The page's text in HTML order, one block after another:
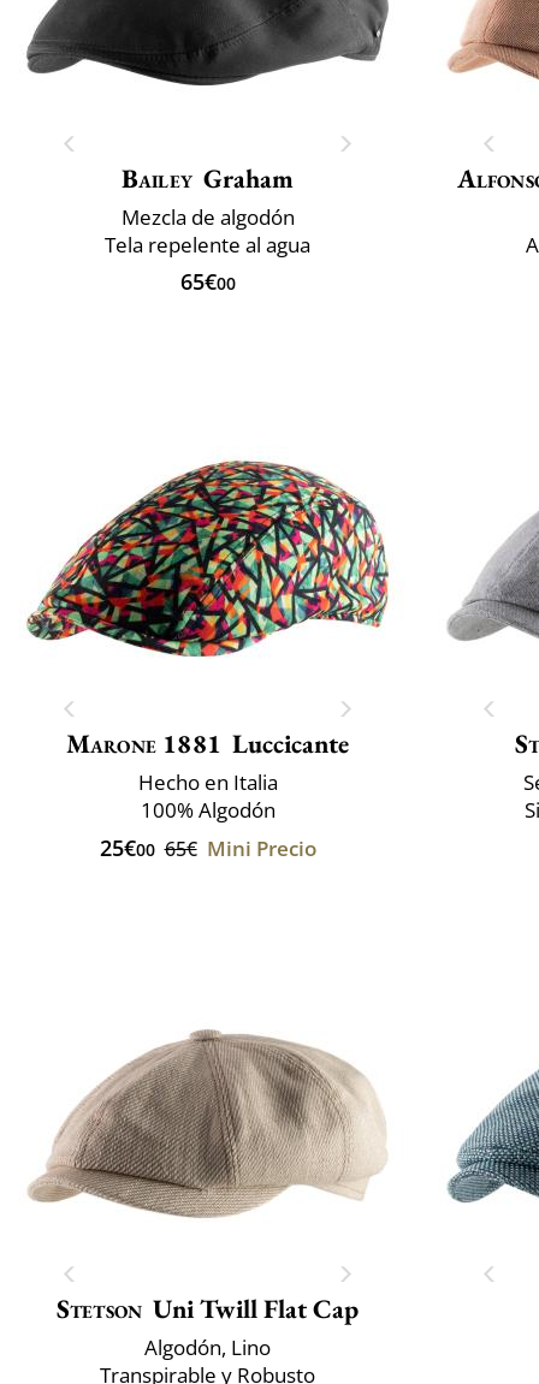
Bailey Graham
Mezcla de algodón
Tela repelente al agua
65€00
Marone 1881 Luccicante
Hecho en Italia
100% Algodón
25€00 65€ Mini Precio
Stetson Uni Twill Flat Cap
Algodón, Lino
Transpirable y Robusto